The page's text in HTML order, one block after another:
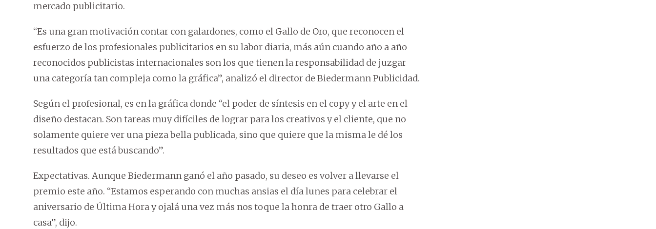
mercado publicitario.
“Es una gran motivación contar con galardones, como el Gallo de Oro, que reconocen el
esfuerzo de los profesionales publicitarios en su labor diaria, más aún cuando año a año
reconocidos publicistas internacionales son los que tienen la responsabilidad de juzgar
una categoría tan compleja como la gráfica”, analizó el director de Biedermann Publicidad.
Según el profesional, es en la gráfica donde “el poder de síntesis en el copy y el arte en el
diseño destacan. Son tareas muy difíciles de lograr para los creativos y el cliente, que no
solamente quiere ver una pieza bella publicada, sino que quiere que la misma le dé los
resultados que está buscando”.
Expectativas. Aunque Biedermann ganó el año pasado, su deseo es volver a llevarse el
premio este año. “Estamos esperando con muchas ansias el día lunes para celebrar el
aniversario de Última Hora y ojalá una vez más nos toque la honra de traer otro Gallo a
casa”, dijo.